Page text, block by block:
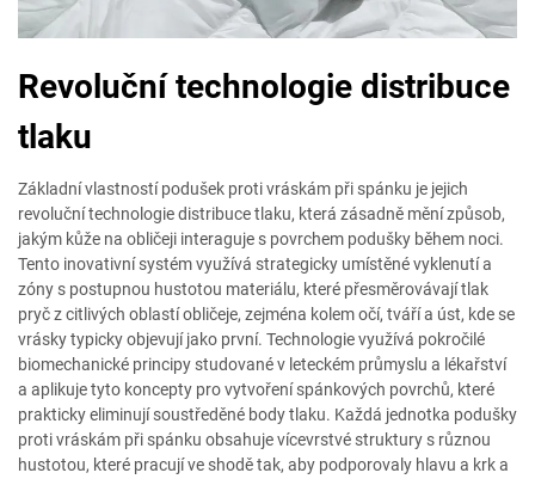
Revoluční technologie distribuce
tlaku
Základní vlastností podušek proti vráskám při spánku je jejich
revoluční technologie distribuce tlaku, která zásadně mění způsob,
jakým kůže na obličeji interaguje s povrchem podušky během noci.
Tento inovativní systém využívá strategicky umístěné vyklenutí a
zóny s postupnou hustotou materiálu, které přesměrovávají tlak
pryč z citlivých oblastí obličeje, zejména kolem očí, tváří a úst, kde se
vrásky typicky objevují jako první. Technologie využívá pokročilé
biomechanické principy studované v leteckém průmyslu a lékařství
a aplikuje tyto koncepty pro vytvoření spánkových povrchů, které
prakticky eliminují soustředěné body tlaku. Každá jednotka podušky
proti vráskám při spánku obsahuje vícevrstvé struktury s různou
hustotou, které pracují ve shodě tak, aby podporovaly hlavu a krk a